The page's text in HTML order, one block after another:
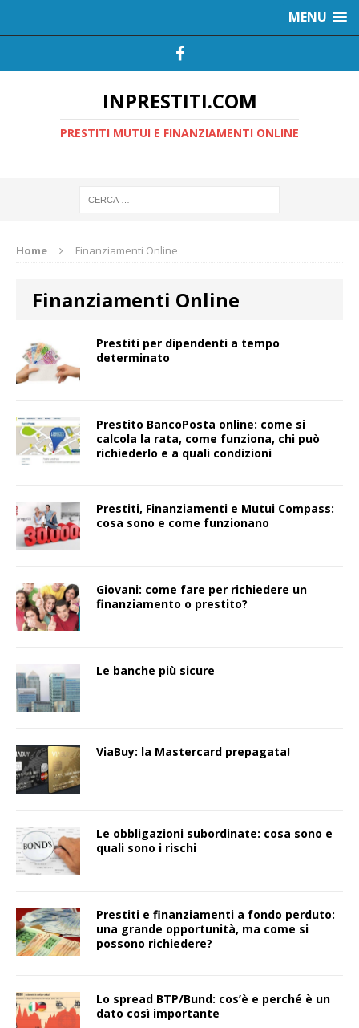
MENU
INPRESTITI.COM
PRESTITI MUTUI E FINANZIAMENTI ONLINE
Home Finanziamenti Online
Finanziamenti Online
Prestiti per dipendenti a tempo
determinato
Prestito BancoPosta online: come si
calcola la rata, come funziona, chi può
richiederlo e a quali condizioni
Prestiti, Finanziamenti e Mutui Compass:
cosa sono e come funzionano
Giovani: come fare per richiedere un
finanziamento o prestito?
Le banche più sicure
ViaBuy: la Mastercard prepagata!
Le obbligazioni subordinate: cosa sono e
quali sono i rischi
Prestiti e finanziamenti a fondo perduto:
una grande opportunità, ma come si
possono richiedere?
Lo spread BTP/Bund: cos’è e perché è un
dato così importante